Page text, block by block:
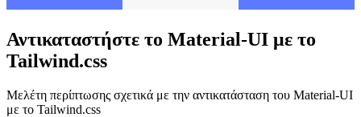
Tailwind.css